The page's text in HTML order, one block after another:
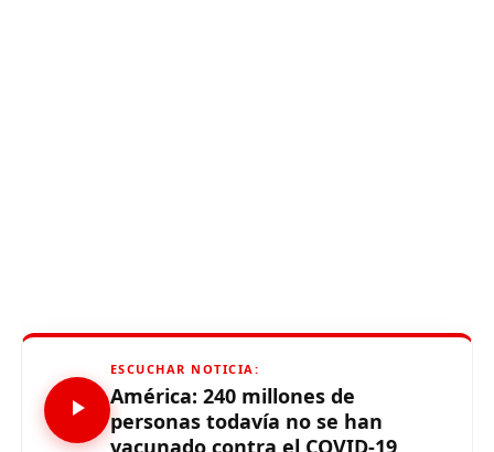
ESCUCHAR NOTICIA:
América: 240 millones de
personas todavía no se han
vacunado contra el COVID-19